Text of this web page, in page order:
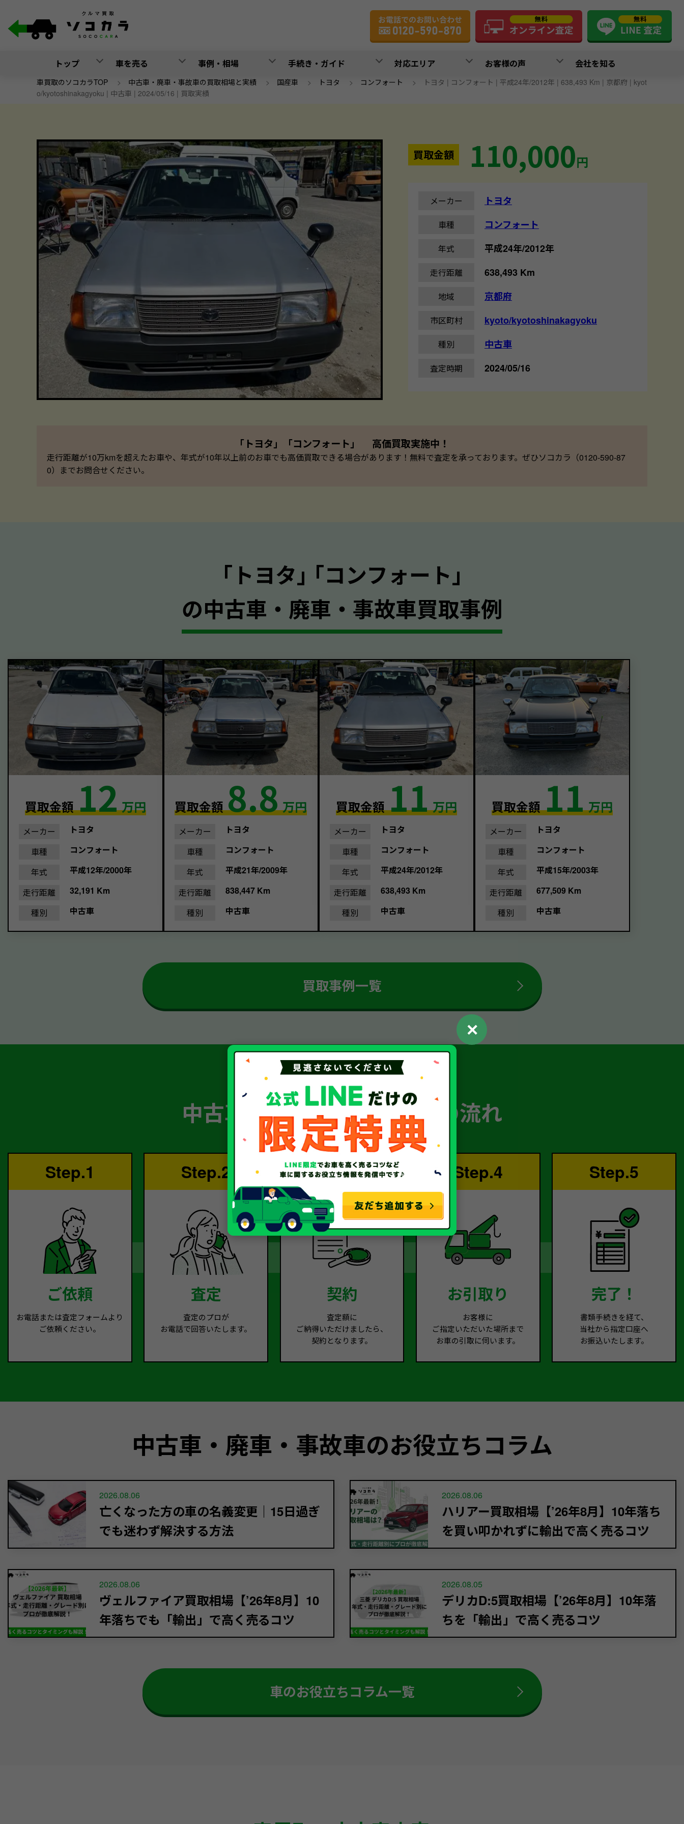
トップ 車を売る 事例・相場 手続き・ガイド 対応エリア お客様の声 会社を知る
車買取のソコカラTOP > 中古車・廃車・事故車の買取相場と実績 > 国産車 > トヨタ > コンフォート >
トヨタ | コンフォート | 平成24年/2012年 | 638,493 Km | 京都府 | kyot
o/kyotoshinakagyoku | 中古車 | 2024/05/16 | 買取実績
買取金額 110,000円
メーカー トヨタ
車種 コンフォート
年式 平成24年/2012年
走行距離 638,493 Km
地域 京都府
市区町村 kyoto/kyotoshinakagyoku
種別 中古車
査定時期 2024/05/16
「トヨタ」「コンフォート」 高価買取実施中！
走行距離が10万kmを超えたお車や、年式が10年以上前のお車でも高価買取できる場合があります！無料で査定を承っております。ぜひソコカラ（0120-590-87
0）までお問合せください。
｢トヨタ｣ ｢コンフォート｣
の中古車・廃車・事故車買取事例
買取金額12 万円
メーカー
トヨタ
車種
コンフォート
年式
平成12年/2000年
走行距離
32,191 Km
種別
中古車
買取金額8.8 万円
メーカー
トヨタ
車種
コンフォート
年式
平成21年/2009年
走行距離
838,447 Km
種別
中古車
買取金額11 万円
メーカー
トヨタ
車種
コンフォート
年式
平成24年/2012年
走行距離
638,493 Km
種別
中古車
買取金額11 万円
メーカー
トヨタ
車種
コンフォート
年式
平成15年/2003年
走行距離
677,509 Km
種別
中古車
買取事例一覧
簡単 5ステップ！
中古車・廃車・事故車買取の流れ
Step.1
ご依頼
お電話または査定フォームより
ご依頼ください。
Step.2
査定
査定のプロが
お電話で回答いたします。
Step.3
契約
査定額に
ご納得いただけましたら、
契約となります。
Step.4
お引取り
お客様に
ご指定いただいた場所まで
お車の引取に伺います。
Step.5
完了！
書類手続きを経て、
当社から指定口座へ
お振込いたします。
中古車・廃車・事故車のお役立ちコラム
2026.08.06
亡くなった方の車の名義変更｜15日過ぎ
でも迷わず解決する方法
2026.08.06
ハリアー買取相場【’26年8月】10年落ち
を買い叩かれずに輸出で高く売るコツ
2026.08.06
ヴェルファイア買取相場【’26年8月】10
年落ちでも「輸出」で高く売るコツ
2026.08.05
デリカD:5買取相場【’26年8月】10年落
ちを「輸出」で高く売るコツ
車のお役立ちコラム一覧
✕